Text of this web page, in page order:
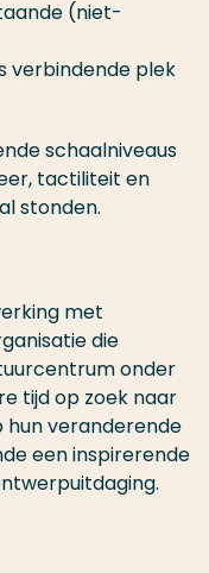
(niet-
verbindende plek
schaalniveaus
tactiliteit en
stonden.
met
die
onder
tijd op zoek naar
hun veranderende
een inspirerende